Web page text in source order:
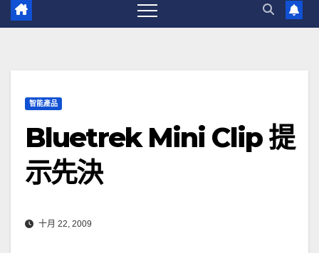
智能產品
Bluetrek Mini Clip 提
示先決
十月 22, 2009